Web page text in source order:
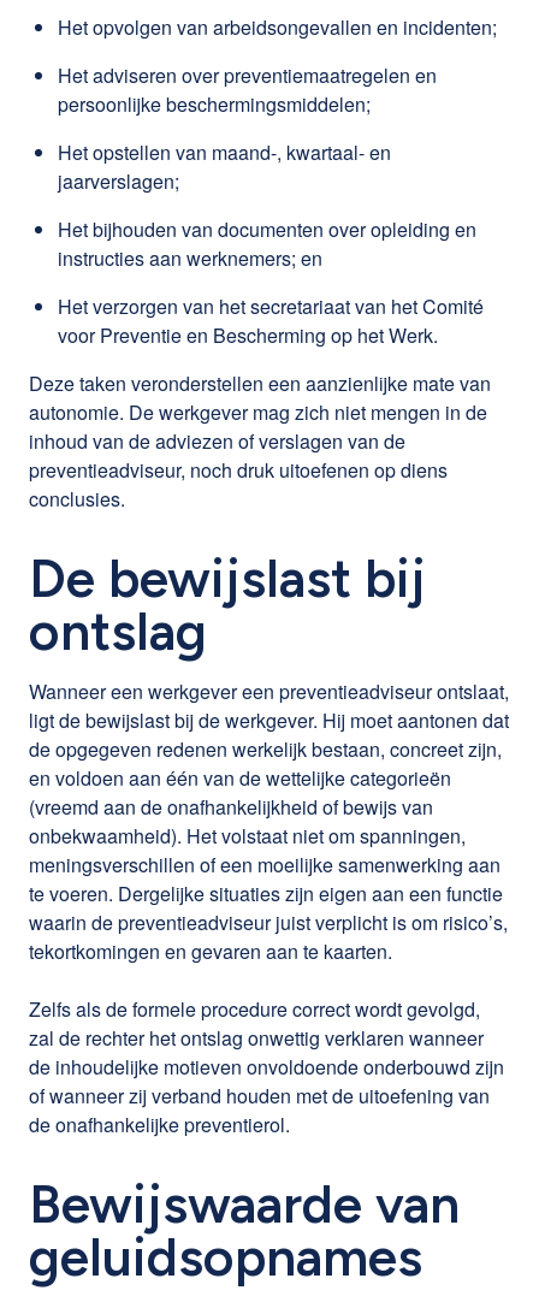
Het opvolgen van arbeidsongevallen en incidenten;
Het adviseren over preventiemaatregelen en
persoonlijke beschermingsmiddelen;
Het opstellen van maand-, kwartaal- en
jaarverslagen;
Het bijhouden van documenten over opleiding en
instructies aan werknemers; en
Het verzorgen van het secretariaat van het Comité
voor Preventie en Bescherming op het Werk.
Deze taken veronderstellen een aanzienlijke mate van
autonomie. De werkgever mag zich niet mengen in de
inhoud van de adviezen of verslagen van de
preventieadviseur, noch druk uitoefenen op diens
conclusies.
De bewijslast bij
ontslag
Wanneer een werkgever een preventieadviseur ontslaat,
ligt de bewijslast bij de werkgever. Hij moet aantonen dat
de opgegeven redenen werkelijk bestaan, concreet zijn,
en voldoen aan één van de wettelijke categorieën
(vreemd aan de onafhankelijkheid of bewijs van
onbekwaamheid). Het volstaat niet om spanningen,
meningsverschillen of een moeilijke samenwerking aan
te voeren. Dergelijke situaties zijn eigen aan een functie
waarin de preventieadviseur juist verplicht is om risico’s,
tekortkomingen en gevaren aan te kaarten.
Zelfs als de formele procedure correct wordt gevolgd,
zal de rechter het ontslag onwettig verklaren wanneer
de inhoudelijke motieven onvoldoende onderbouwd zijn
of wanneer zij verband houden met de uitoefening van
de onafhankelijke preventierol.
Bewijswaarde van
geluidsopnames